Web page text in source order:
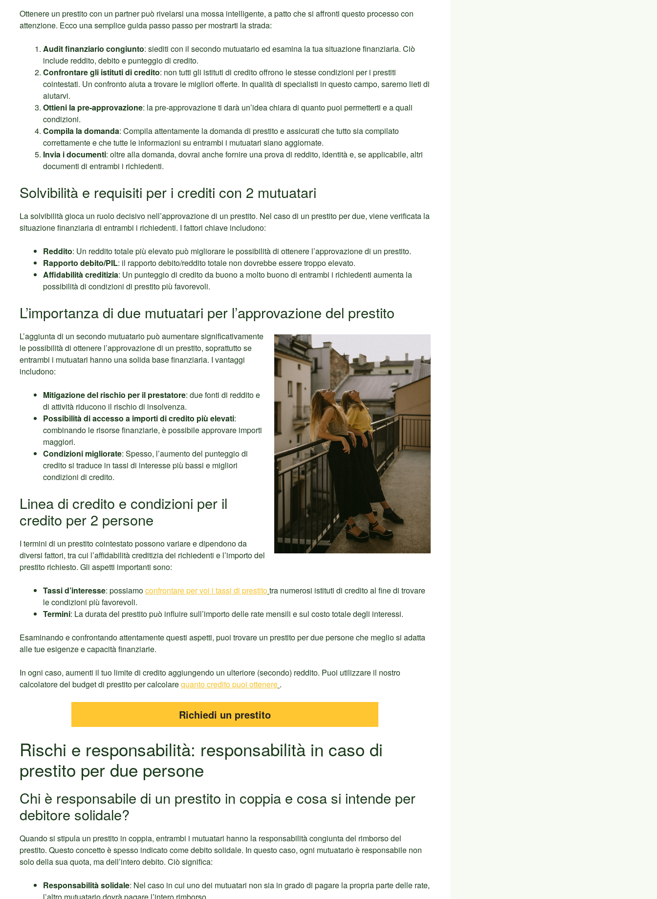
Ottenere un prestito con un partner può rivelarsi una mossa intelligente, a patto che si affronti questo processo con
attenzione. Ecco una semplice guida passo passo per mostrarti la strada:
Audit finanziario congiunto: siediti con il secondo mutuatario ed esamina la tua situazione finanziaria. Ciò
include reddito, debito e punteggio di credito.
Confrontare gli istituti di credito: non tutti gli istituti di credito offrono le stesse condizioni per i prestiti
cointestati. Un confronto aiuta a trovare le migliori offerte. In qualità di specialisti in questo campo, saremo lieti di
aiutarvi.
Ottieni la pre-approvazione: la pre-approvazione ti darà un’idea chiara di quanto puoi permetterti e a quali
condizioni.
Compila la domanda: Compila attentamente la domanda di prestito e assicurati che tutto sia compilato
correttamente e che tutte le informazioni su entrambi i mutuatari siano aggiornate.
Invia i documenti: oltre alla domanda, dovrai anche fornire una prova di reddito, identità e, se applicabile, altri
documenti di entrambi i richiedenti.
Solvibilità e requisiti per i crediti con 2 mutuatari
La solvibilità gioca un ruolo decisivo nell’approvazione di un prestito. Nel caso di un prestito per due, viene verificata la
situazione finanziaria di entrambi i richiedenti. I fattori chiave includono:
Reddito: Un reddito totale più elevato può migliorare le possibilità di ottenere l’approvazione di un prestito.
Rapporto debito/PIL: il rapporto debito/reddito totale non dovrebbe essere troppo elevato.
Affidabilità creditizia: Un punteggio di credito da buono a molto buono di entrambi i richiedenti aumenta la
possibilità di condizioni di prestito più favorevoli.
L’importanza di due mutuatari per l’approvazione del prestito
L’aggiunta di un secondo mutuatario può aumentare significativamente
le possibilità di ottenere l’approvazione di un prestito, soprattutto se
entrambi i mutuatari hanno una solida base finanziaria. I vantaggi
includono:
Mitigazione del rischio per il prestatore: due fonti di reddito e
di attività riducono il rischio di insolvenza.
Possibilità di accesso a importi di credito più elevati:
combinando le risorse finanziarie, è possibile approvare importi
maggiori.
Condizioni migliorate: Spesso, l’aumento del punteggio di
credito si traduce in tassi di interesse più bassi e migliori
condizioni di credito.
Linea di credito e condizioni per il
credito per 2 persone
I termini di un prestito cointestato possono variare e dipendono da
diversi fattori, tra cui l’affidabilità creditizia dei richiedenti e l’importo del
prestito richiesto. Gli aspetti importanti sono:
Tassi d’interesse: possiamoconfrontare per voi i tassi di prestitotra numerosi istituti di credito al fine di trovare
le condizioni più favorevoli.
Termini: La durata del prestito può influire sull’importo delle rate mensili e sul costo totale degli interessi.
Esaminando e confrontando attentamente questi aspetti, puoi trovare un prestito per due persone che meglio si adatta
alle tue esigenze e capacità finanziarie.
In ogni caso, aumenti il tuo limite di credito aggiungendo un ulteriore (secondo) reddito. Puoi utilizzare il nostro
calcolatore del budget di prestito per calcolarequanto credito puoi ottenere .
Richiedi un prestito
Rischi e responsabilità: responsabilità in caso di
prestito per due persone
Chi è responsabile di un prestito in coppia e cosa si intende per
debitore solidale?
Quando si stipula un prestito in coppia, entrambi i mutuatari hanno la responsabilità congiunta del rimborso del
prestito. Questo concetto è spesso indicato come debito solidale. In questo caso, ogni mutuatario è responsabile non
solo della sua quota, ma dell’intero debito. Ciò significa:
Responsabilità solidale: Nel caso in cui uno dei mutuatari non sia in grado di pagare la propria parte delle rate,
l’altro mutuatario dovrà pagare l’intero rimborso.